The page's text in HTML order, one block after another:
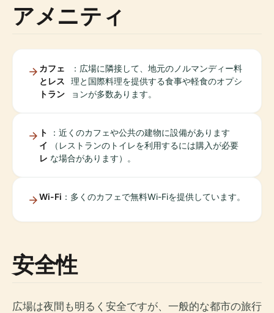
アメニティ
カフェ
とレス
トラン
：広場に隣接して、地元のノルマンディー料
理と国際料理を提供する食事や軽食のオプシ
ョンが多数あります。
ト
イ
レ
：近くのカフェや公共の建物に設備があります
（レストランのトイレを利用するには購入が必要
な場合があります）。
Wi-Fi ：多くのカフェで無料Wi-Fiを提供しています。
安全性
広場は夜間も明るく安全ですが、一般的な都市の旅行